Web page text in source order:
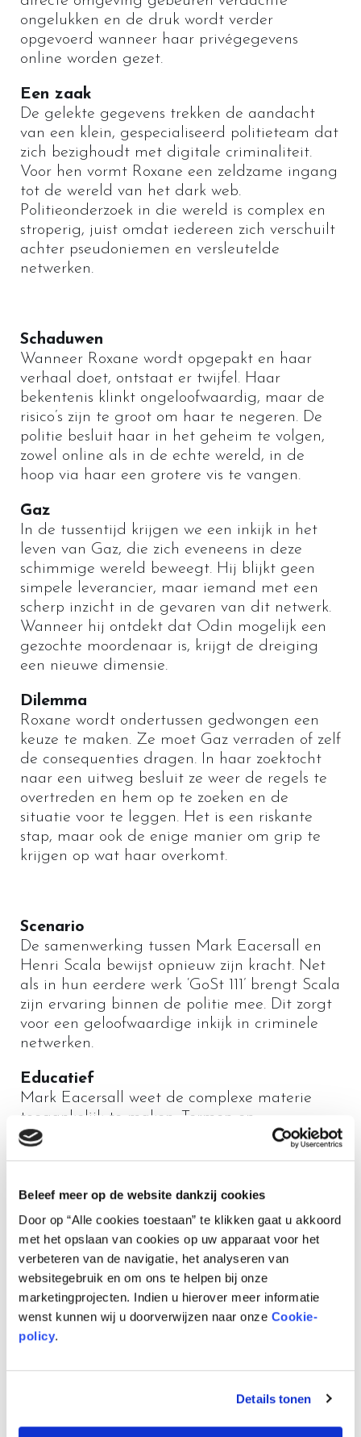
Beleef meer op de website dankzij cookies
Door op “Alle cookies toestaan” te klikken gaat u akkoord
met het opslaan van cookies op uw apparaat voor het
verbeteren van de navigatie, het analyseren van
websitegebruik en om ons te helpen bij onze
marketingprojecten. Indien u hierover meer informatie
wenst kunnen wij u doorverwijzen naar onze Cookie-
policy.
Details tonen
ongelukken en de druk wordt verder
opgevoerd wanneer haar privégegevens
online worden gezet.
Een zaak
De gelekte gegevens trekken de aandacht
van een klein, gespecialiseerd politieteam dat
zich bezighoudt met digitale criminaliteit.
Voor hen vormt Roxane een zeldzame ingang
tot de wereld van het dark web.
Politieonderzoek in die wereld is complex en
stroperig, juist omdat iedereen zich verschuilt
achter pseudoniemen en versleutelde
netwerken.
Schaduwen
Wanneer Roxane wordt opgepakt en haar
verhaal doet, ontstaat er twijfel. Haar
bekentenis klinkt ongeloofwaardig, maar de
risico’s zijn te groot om haar te negeren. De
politie besluit haar in het geheim te volgen,
zowel online als in de echte wereld, in de
hoop via haar een grotere vis te vangen.
Gaz
In de tussentijd krijgen we een inkijk in het
leven van Gaz, die zich eveneens in deze
schimmige wereld beweegt. Hij blijkt geen
simpele leverancier, maar iemand met een
scherp inzicht in de gevaren van dit netwerk.
Wanneer hij ontdekt dat Odin mogelijk een
gezochte moordenaar is, krijgt de dreiging
een nieuwe dimensie.
Dilemma
Roxane wordt ondertussen gedwongen een
keuze te maken. Ze moet Gaz verraden of zelf
de consequenties dragen. In haar zoektocht
naar een uitweg besluit ze weer de regels te
overtreden en hem op te zoeken en de
situatie voor te leggen. Het is een riskante
stap, maar ook de enige manier om grip te
krijgen op wat haar overkomt.
Scenario
De samenwerking tussen Mark Eacersall en
Henri Scala bewijst opnieuw zijn kracht. Net
als in hun eerdere werk ‘GoSt 111’ brengt Scala
zijn ervaring binnen de politie mee. Dit zorgt
voor een geloofwaardige inkijk in criminele
netwerken.
Educatief
Mark Eacersall weet de complexe materie
toegankelijk te maken. Termen en
mechanismen uit de wereld van
cybercriminaliteit worden helder toegelicht,
details.
Ander werk
De Franse scenarioschrijver debuteert in
Frankrijk in 2020 met ‘GoSt 111’. Bij ons wordt
dit album pas in 2023 vertaald en leren we
hem kennen via ‘Antananarivo’. Na dit
eveneens zeer succesvolle werk weet hij aan
de hoge verwachtingen te blijven voldoen
met onder andere de one-shots ‘Kleos’, ‘Calle